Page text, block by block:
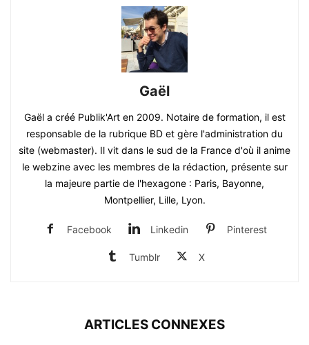
Gaël
Gaël a créé Publik'Art en 2009. Notaire de formation, il est
responsable de la rubrique BD et gère l'administration du
site (webmaster). Il vit dans le sud de la France d'où il anime
le webzine avec les membres de la rédaction, présente sur
la majeure partie de l'hexagone : Paris, Bayonne,
Montpellier, Lille, Lyon.
Facebook Linkedin Pinterest
Tumblr X
ARTICLES CONNEXES